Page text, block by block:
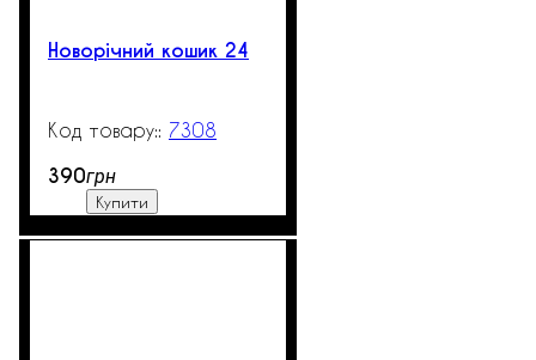
Новорічний кошик 24
7308
390грн
Купити